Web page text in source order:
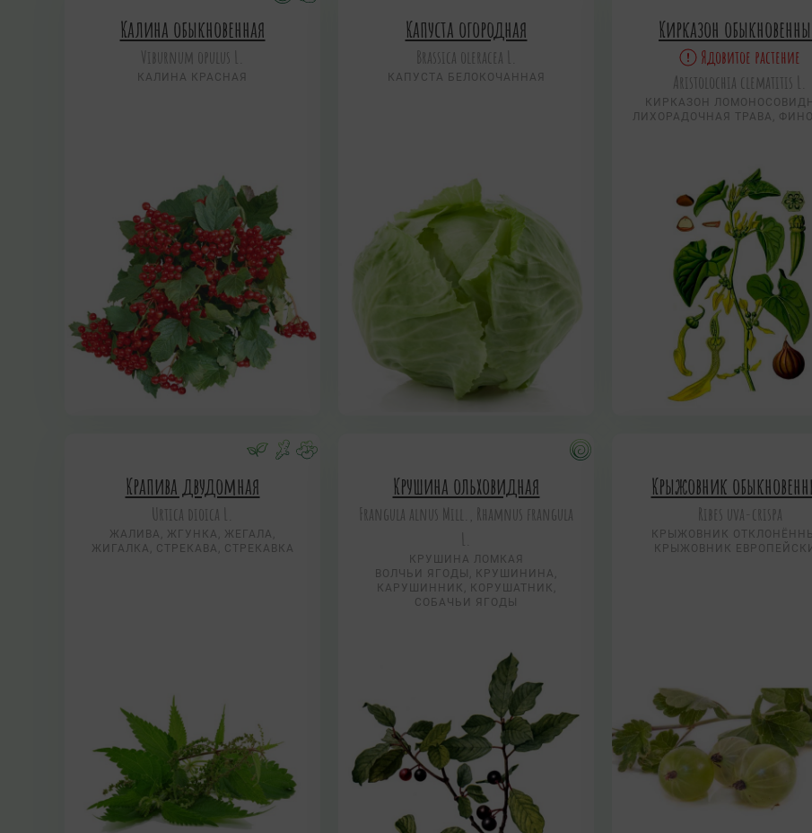
Калина обыкновенная
Viburnum opulus L.
КАЛИНА КРАСНАЯ
Капуста огородная
Brassica oleracea L.
КАПУСТА БЕЛОКОЧАННАЯ
Кирказон
Ядовитое растение
Aristolochia clematitis L.
КИРКАЗОН
ЛИХОРАДОЧНАЯ ТРАВА,
Крапива двудомная
Urtica dioica L.
ЖАЛИВА, ЖГУНКА, ЖЕГАЛА,
ЖИГАЛКА, СТРЕКАВА, СТРЕКАВКА
Крушина ольховидная
Frangula alnus Mill., Rhamnus frangula
L.
КРУШИНА ЛОМКАЯ
ВОЛЧЬИ ЯГОДЫ, КРУШИНИНА,
КАРУШИННИК, КОРУШАТНИК,
СОБАЧЬИ ЯГОДЫ
Крыжовник
Ribes uva-crispa
КРЫЖОВНИК
КРЫЖОВНИК